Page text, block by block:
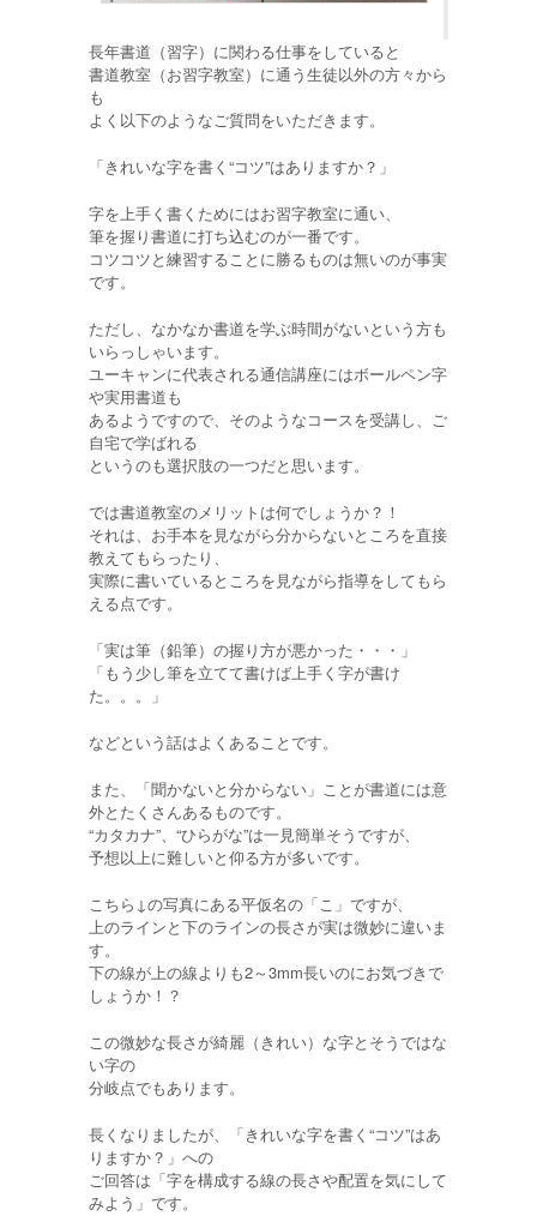
長年書道（習字）に関わる仕事をしていると
書道教室（お習字教室）に通う生徒以外の方々から
も
よく以下のようなご質問をいただきます。
「きれいな字を書く“コツ”はありますか？」
字を上手く書くためにはお習字教室に通い、
筆を握り書道に打ち込むのが一番です。
コツコツと練習することに勝るものは無いのが事実
です。
ただし、なかなか書道を学ぶ時間がないという方も
いらっしゃいます。
ユーキャンに代表される通信講座にはボールペン字
や実用書道も
あるようですので、そのようなコースを受講し、ご
自宅で学ばれる
というのも選択肢の一つだと思います。
では書道教室のメリットは何でしょうか？！
それは、お手本を見ながら分からないところを直接
教えてもらったり、
実際に書いているところを見ながら指導をしてもら
える点です。
「実は筆（鉛筆）の握り方が悪かった・・・」
「もう少し筆を立てて書けば上手く字が書け
た。。。」
などという話はよくあることです。
また、「聞かないと分からない」ことが書道には意
外とたくさんあるものです。
“カタカナ”、“ひらがな”は一見簡単そうですが、
予想以上に難しいと仰る方が多いです。
こちら↓の写真にある平仮名の「こ」ですが、
上のラインと下のラインの長さが実は微妙に違いま
す。
下の線が上の線よりも2～3mm長いのにお気づきで
しょうか！？
この微妙な長さが綺麗（きれい）な字とそうではな
い字の
分岐点でもあります。
長くなりましたが、「きれいな字を書く“コツ”はあ
りますか？」への
ご回答は「字を構成する線の長さや配置を気にして
みよう」です。